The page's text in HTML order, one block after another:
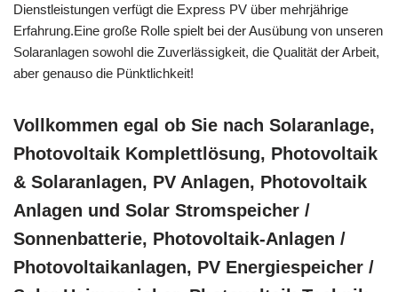
Dienstleistungen verfügt die Express PV über mehrjährige
Erfahrung.Eine große Rolle spielt bei der Ausübung von unseren
Solaranlagen sowohl die Zuverlässigkeit, die Qualität der Arbeit,
aber genauso die Pünktlichkeit!
Vollkommen egal ob Sie nach Solaranlage,
Photovoltaik Komplettlösung, Photovoltaik
& Solaranlagen, PV Anlagen, Photovoltaik
Anlagen und Solar Stromspeicher /
Sonnenbatterie, Photovoltaik-Anlagen /
Photovoltaikanlagen, PV Energiespeicher /